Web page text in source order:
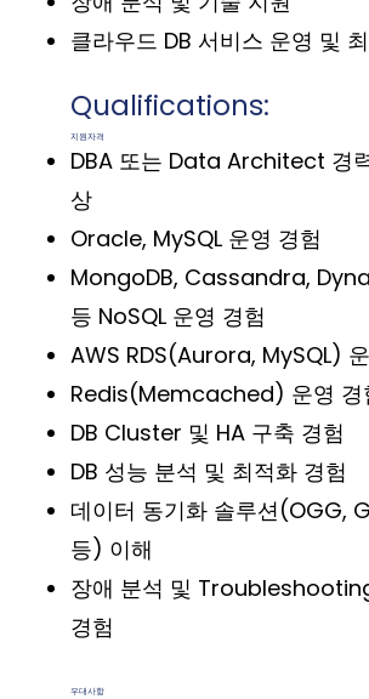
클라우드 DB 서비스 운영 및
Qualifications:
지원자격
DBA 또는 Data Architect 경
상
Oracle, MySQL 운영 경험
MongoDB, Cassandra,
등 NoSQL 운영 경험
AWS RDS(Aurora, MySQL)
Redis(Memcached) 운영 경
DB Cluster 및 HA 구축 경험
DB 성능 분석 및 최적화 경험
데이터 동기화 솔루션(OGG,
등) 이해
장애 분석 및
경험
우대사항